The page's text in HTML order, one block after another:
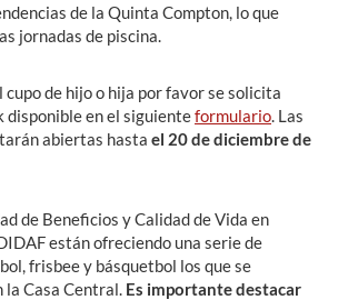
de la Quinta Compton, lo que
jornadas de piscina.
cupo de hijo o hija por favor se solicita
disponible en el siguienteformulario . Las
abiertas hasta el 20 de diciembre de
de Beneficios y Calidad de Vida en
están ofreciendo una serie de
frisbee y básquetbol los que se
Casa Central. Es importante destacar